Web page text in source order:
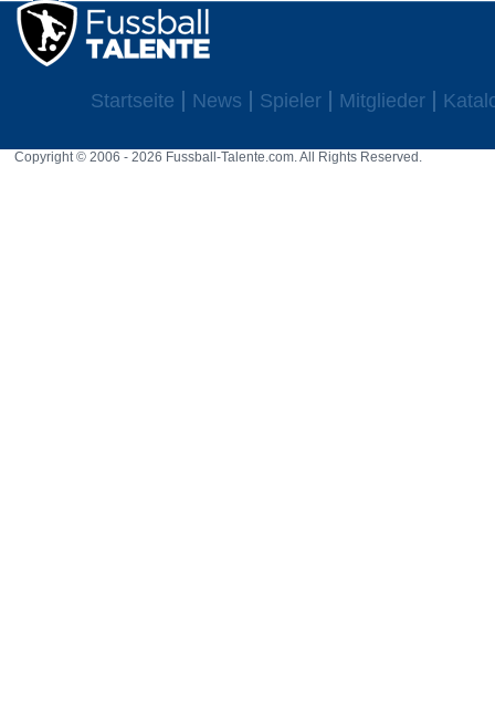
Startseite News Spieler Mitglieder
Copyright © 2006 - 2026 Fussball-Talente.com. All Rights Reserved.